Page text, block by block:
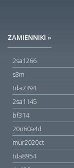
ZAMIENNIKI »
2sa1266
s3m
tda7394
2sa1145
bf314
20n60a4d
mur2020ct
tda8954